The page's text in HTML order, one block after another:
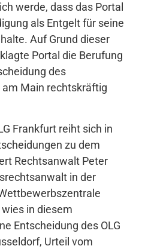
werde, dass das Portal
als Entgelt für seine
Auf Grund dieser
Portal die Berufung
des
Main rechtskräftig
Frankfurt reiht sich in
zu dem
Rechtsanwalt Peter
in der
in diesem
Entscheidung des OLG
Urteil vom